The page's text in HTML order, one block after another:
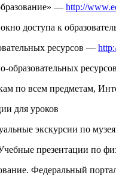
— http://
доступа к
ресурсов —
образовательных
по всем предметам,
для уроков
экскурсии по
презентации по
Федеральный